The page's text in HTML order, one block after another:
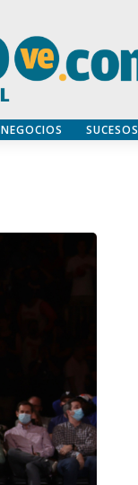
NEGOCIOS SUCESOS